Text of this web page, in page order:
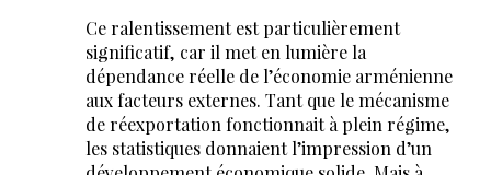
Ce ralentissement est particulièrement
significatif, car il met en lumière la
dépendance réelle de l’économie arménienne
aux facteurs externes. Tant que le mécanisme
de réexportation fonctionnait à plein régime,
les statistiques donnaient l’impression d’un